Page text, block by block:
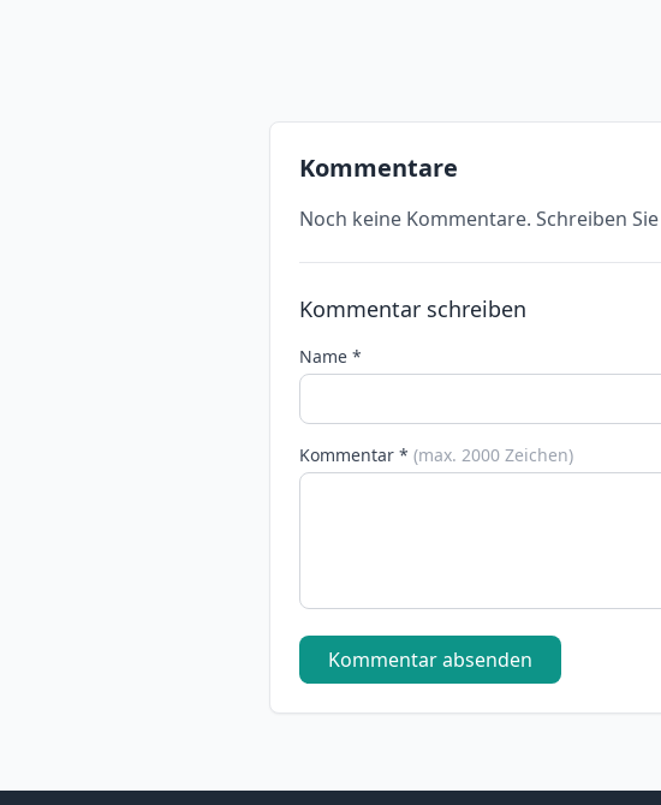
Kommentare
Noch keine Kommentare. Schreiben
Kommentar schreiben
Name *
Kommentar * (max. 2000 Zeichen)
Kommentar absenden